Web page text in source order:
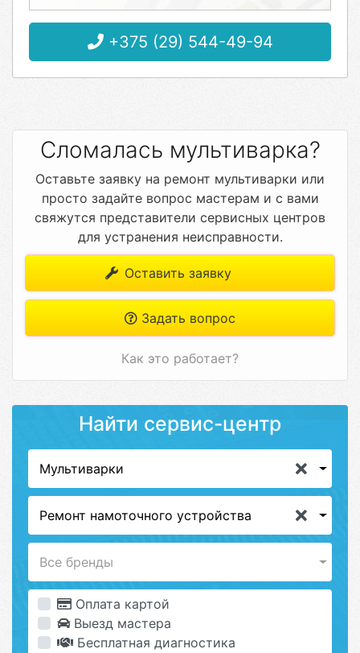
+375 (29) 544-49-94
Сломалась мультиварка?
Оставьте заявку на ремонт мультиварки или
просто задайте вопрос мастерам и с вами
свяжутся представители сервисных центров
для устранения неисправности.
Оставить заявку
Задать вопрос
Как это работает?
Найти сервис-центр
Мультиварки
Ремонт намоточного устройства
Все бренды
Оплата картой
Выезд мастера
Бесплатная диагностика